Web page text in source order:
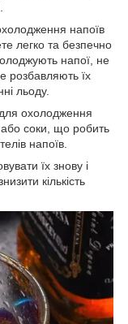
напоїв
легко та безпечно
напої, не
розбавляють їх
льоду.
охолодження
соки, що робить
напоїв.
їх знову і
кількість